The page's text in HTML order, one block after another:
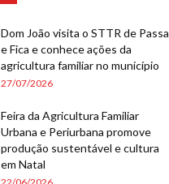
Dom João visita o STTR de Passa
e Fica e conhece ações da
agricultura familiar no município
27/07/2026
Feira da Agricultura Familiar
Urbana e Periurbana promove
produção sustentável e cultura
em Natal